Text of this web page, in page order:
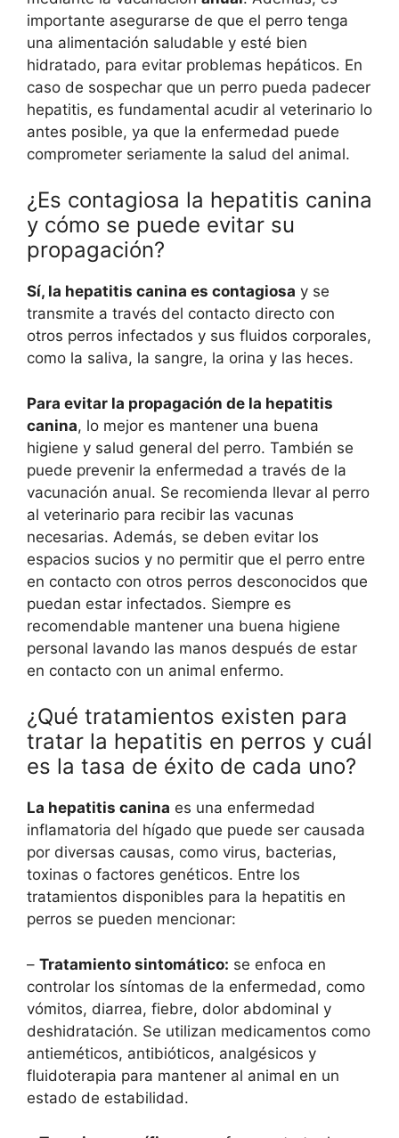
importante asegurarse de que el perro tenga
una alimentación saludable y esté bien
hidratado, para evitar problemas hepáticos. En
caso de sospechar que un perro pueda padecer
hepatitis, es fundamental acudir al veterinario lo
antes posible, ya que la enfermedad puede
comprometer seriamente la salud del animal.
¿Es contagiosa la hepatitis canina
y cómo se puede evitar su
propagación?
Sí, la hepatitis canina es contagiosa y se
transmite a través del contacto directo con
otros perros infectados y sus fluidos corporales,
como la saliva, la sangre, la orina y las heces.
Para evitar la propagación de la hepatitis
canina, lo mejor es mantener una buena
higiene y salud general del perro. También se
puede prevenir la enfermedad a través de la
vacunación anual. Se recomienda llevar al perro
al veterinario para recibir las vacunas
necesarias. Además, se deben evitar los
espacios sucios y no permitir que el perro entre
en contacto con otros perros desconocidos que
puedan estar infectados. Siempre es
recomendable mantener una buena higiene
personal lavando las manos después de estar
en contacto con un animal enfermo.
¿Qué tratamientos existen para
tratar la hepatitis en perros y cuál
es la tasa de éxito de cada uno?
La hepatitis canina es una enfermedad
inflamatoria del hígado que puede ser causada
por diversas causas, como virus, bacterias,
toxinas o factores genéticos. Entre los
tratamientos disponibles para la hepatitis en
perros se pueden mencionar:
– Tratamiento sintomático: se enfoca en
controlar los síntomas de la enfermedad, como
vómitos, diarrea, fiebre, dolor abdominal y
deshidratación. Se utilizan medicamentos como
antieméticos, antibióticos, analgésicos y
fluidoterapia para mantener al animal en un
estado de estabilidad.